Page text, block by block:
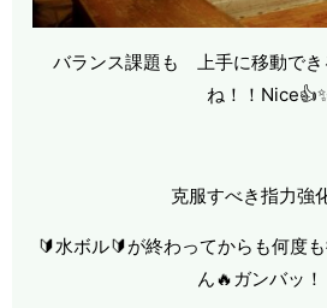
バランス課題も 上手に移動でき
ね！！
克服すべき指力強
🔰水ボル🔰が終わってからも何度
ん🔥ガンバッ！